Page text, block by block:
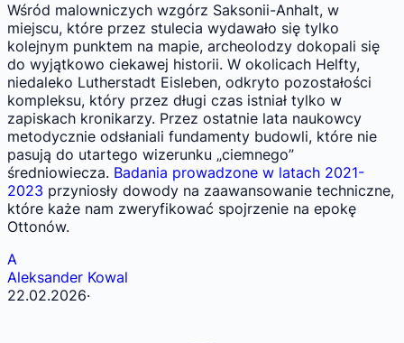
Wśród malowniczych wzgórz Saksonii-Anhalt, w
miejscu, które przez stulecia wydawało się tylko
kolejnym punktem na mapie, archeolodzy dokopali się
do wyjątkowo ciekawej historii. W okolicach Helfty,
niedaleko Lutherstadt Eisleben, odkryto pozostałości
kompleksu, który przez długi czas istniał tylko w
zapiskach kronikarzy. Przez ostatnie lata naukowcy
metodycznie odsłaniali fundamenty budowli, które nie
pasują do utartego wizerunku „ciemnego”
średniowiecza. Badania prowadzone w latach 2021-
2023 przyniosły dowody na zaawansowanie techniczne,
które każe nam zweryfikować spojrzenie na epokę
Ottonów.
A
Aleksander Kowal
22.02.2026·